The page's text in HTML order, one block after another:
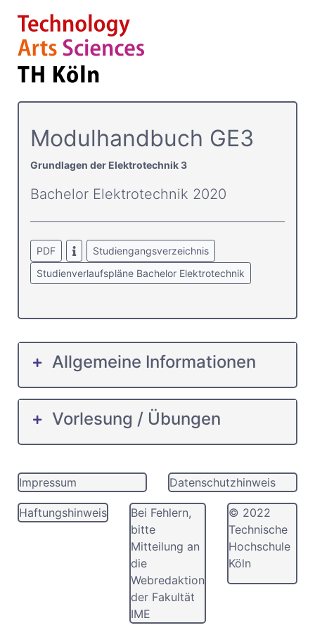
Modulhandbuch GE3
Grundlagen der Elektrotechnik 3
Bachelor Elektrotechnik 2020
PDF
Studiengangsverzeichnis
Studienverlaufspläne Bachelor Elektrotechnik
Allgemeine Informationen
Vorlesung / Übungen
Impressum Datenschutzhinweis
Haftungshinweis
Bei Fehlern,
bitte
Mitteilung an
die
Webredaktion
der Fakultät
IME
© 2022
Technische
Hochschule
Köln